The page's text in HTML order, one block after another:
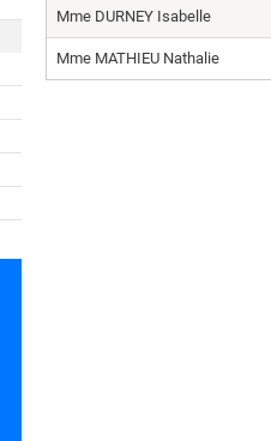
Mme DURNEY Isabelle
Mme MATHIEU Nathalie